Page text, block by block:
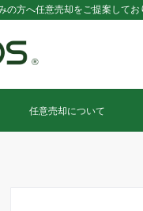
方へ任意売却をご提案してお
任意売却について